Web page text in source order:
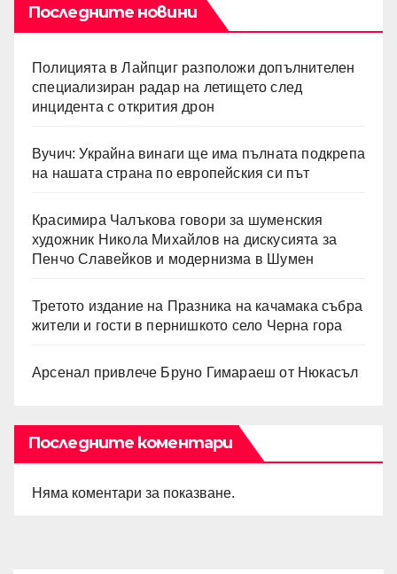
Последните новини
Полицията в Лайпциг разположи допълнителен
специализиран радар на летището след
инцидента с открития дрон
Вучич: Украйна винаги ще има пълната подкрепа
на нашата страна по европейския си път
Красимира Чалъкова говори за шуменския
художник Никола Михайлов на дискусията за
Пенчо Славейков и модернизма в Шумен
Третото издание на Празника на качамака събра
жители и гости в пернишкото село Черна гора
Арсенал привлече Бруно Гимараеш от Нюкасъл
Последните коментари
Няма коментари за показване.